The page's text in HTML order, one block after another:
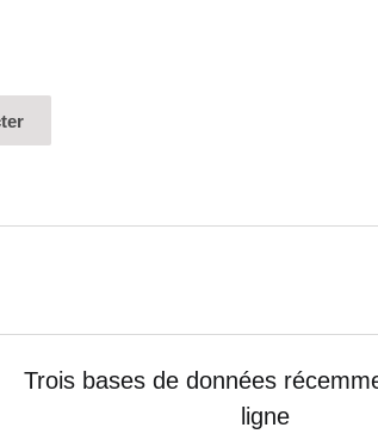
Trois bases de données
ligne